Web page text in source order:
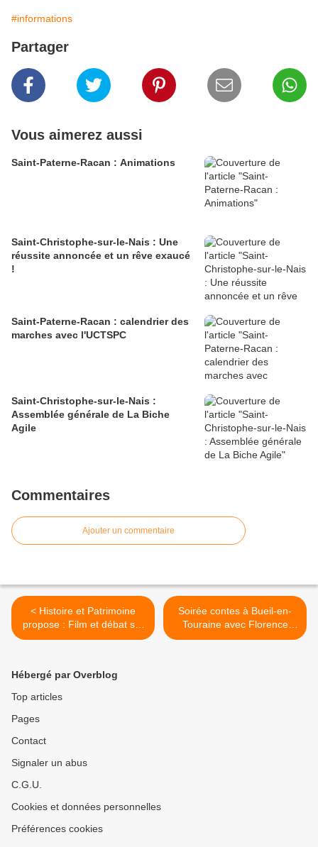
#informations
Partager
Vous aimerez aussi
Saint-Paterne-Racan : Animations
Saint-Christophe-sur-le-Nais : Une
réussite annoncée et un rêve exaucé
!
Saint-Paterne-Racan : calendrier des
marches avec l'UCTSPC
Saint-Christophe-sur-le-Nais :
Assemblée générale de La Biche
Agile
Commentaires
Ajouter un commentaire
< Histoire et Patrimoine
propose : Film et débat sur
"La Lanterne"
Soirée contes à Bueil-en-
Touraine avec Florence
Férin >
Hébergé par Overblog
Top articles
Pages
Contact
Signaler un abus
C.G.U.
Cookies et données personnelles
Préférences cookies